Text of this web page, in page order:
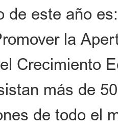
de este año
la
Crecimiento
más de
de todo el